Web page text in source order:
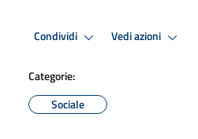
Condividi Vedi azioni
Categorie:
Sociale